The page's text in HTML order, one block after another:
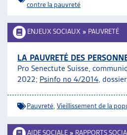
contre la pauvreté
ENJEUX SOCIAUX » PAUVRETÉ
LA PAUVRETÉ DES
Pro Senectute Suisse,
2022; Psinfo no 4/2014,
Pauvreté Vieillissement de la
AIDE SOCIALE » RAPPORTS